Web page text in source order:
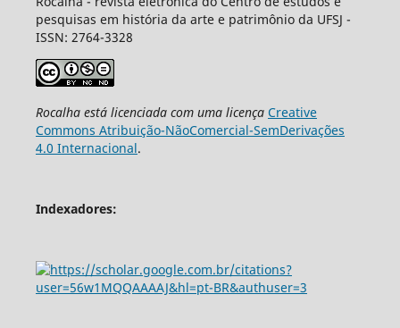
pesquisas em história da arte e patrimônio da UFSJ -
ISSN: 2764-3328
Rocalha está licenciada com uma licença Creative
Commons Atribuição-NãoComercial-SemDerivações
4.0 Internacional.
Indexadores: